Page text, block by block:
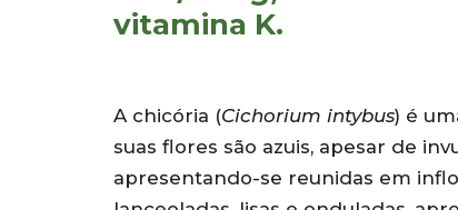
vitamina K.
A chicória (Cichorium intybus) é
suas flores são azuis, apesar de
apresentando-se reunidas em